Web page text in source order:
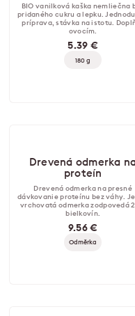
BIO vanilková kaška nemliečna
pridaného cukru a lepku.
príprava, stávka na istotu.
ovocím.
5.39 €
180 g
Drevená odmerka
proteín
Drevená odmerka na presné
dávkovanie proteínu bez váhy.
vrchovatá odmerka zodpovedá
bielkovín.
9.56 €
Odměrka